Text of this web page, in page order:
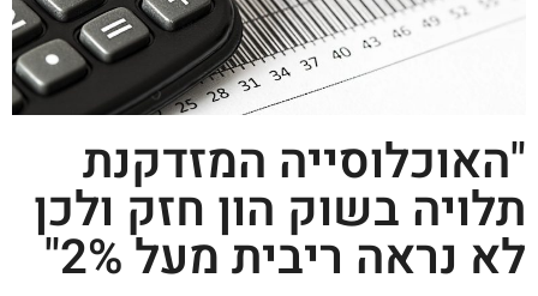
"האוכלוסייה המזדקנת
תלויה בשוק הון חזק ולכן
לא נראה ריבית מעל 2%"